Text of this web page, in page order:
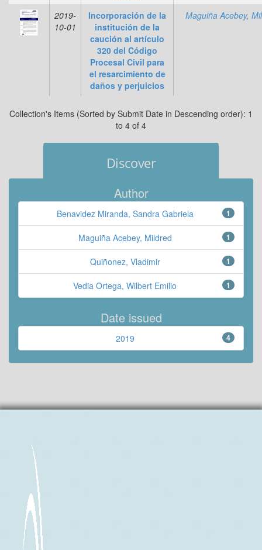
2019-
10-01
Incorporación de la
institución de la
caución al artículo
320 del Código
Procesal Civil para
el resarcimiento de
daños y perjuicios
Maguiña Acebey,
Collection's Items (Sorted by Submit Date in Descending order): 1
to 4 of 4
Discover
Author
1
Benavidez Miranda, Sandra Gabriela
1
Maguiña Acebey, Mildred
1
Quiñonez, Vladimir
1
Vedia Ortega, Wilbert Emilio
Date issued
4
2019